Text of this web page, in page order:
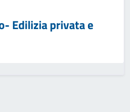
Edilizia privata e